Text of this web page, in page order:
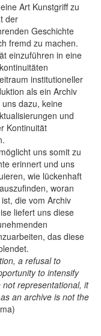
Art Kunstgriff zu
der
Geschichte
fremd zu machen.
einzuführen in eine
institutioneller
als ein Archiv
dazu, keine
und
Kontinuität
uns somit zu
erinnert und uns
wie lückenhaft
woran
die vom Archiv
liefert uns diese
das diese
a refusal to
to intensify
representational, it
an archive is not the